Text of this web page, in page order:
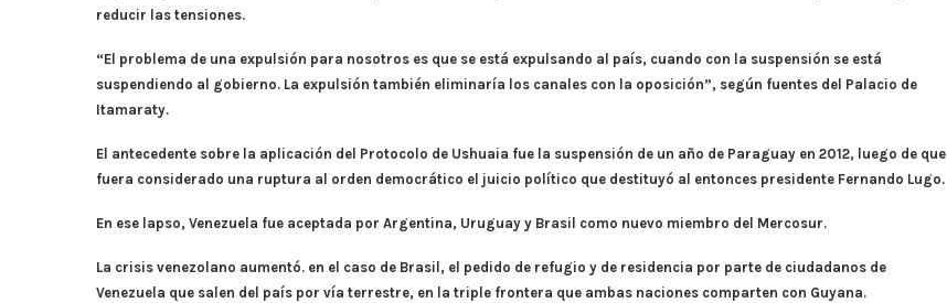
reducir las tensiones.
“El problema de una expulsión para nosotros es que se está expulsando al país, cuando con la suspensión se está
suspendiendo al gobierno. La expulsión también eliminaría los canales con la oposición”, según fuentes del Palacio de
Itamaraty.
El antecedente sobre la aplicación del Protocolo de Ushuaia fue la suspensión de un año de Paraguay en 2012, luego de que
fuera considerado una ruptura al orden democrático el juicio político que destituyó al entonces presidente Fernando Lugo.
En ese lapso, Venezuela fue aceptada por Argentina, Uruguay y Brasil como nuevo miembro del Mercosur.
La crisis venezolano aumentó. en el caso de Brasil, el pedido de refugio y de residencia por parte de ciudadanos de
Venezuela que salen del país por vía terrestre, en la triple frontera que ambas naciones comparten con Guyana.